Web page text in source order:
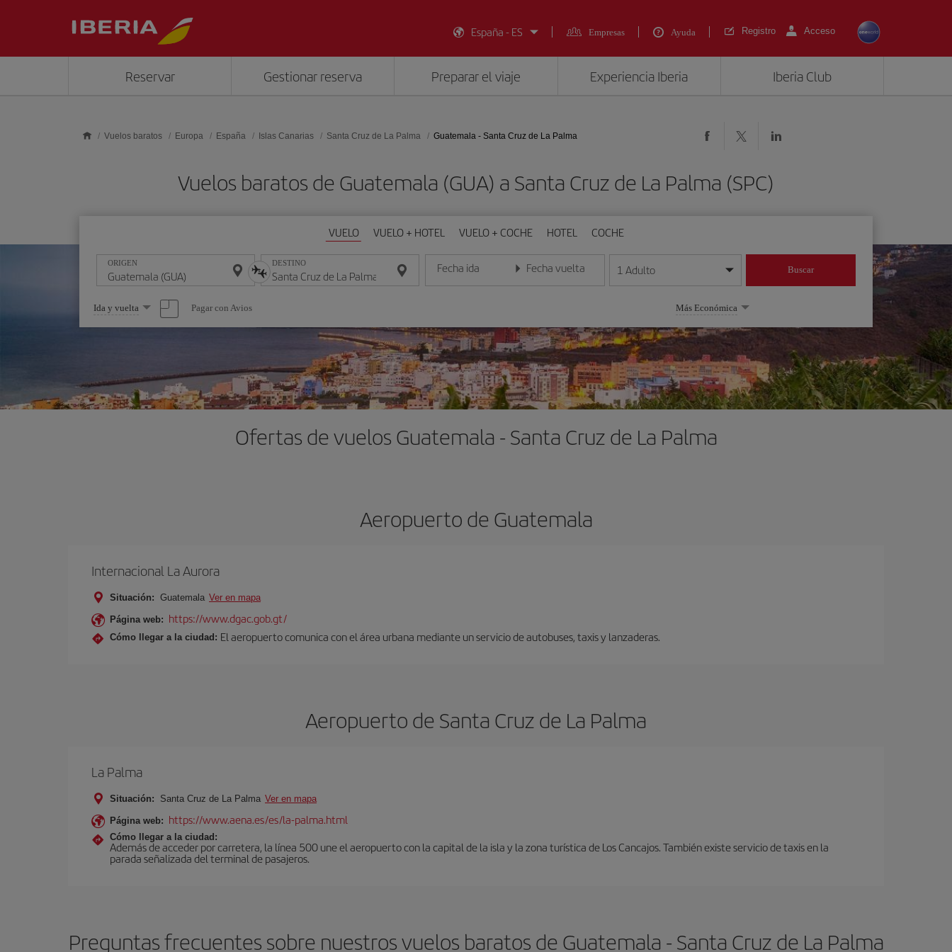
España - ES
Empresas Ayuda Registro Acceso
Reservar Gestionar reserva Preparar el viaje Experiencia Iberia Iberia Club
Vuelos baratos Europa España Islas Canarias Santa Cruz de La Palma Guatemala - Santa Cruz de La Palma
Vuelos baratos de Guatemala (GUA) a Santa Cruz de La Palma (SPC)
VUELO VUELO + HOTEL VUELO + COCHE HOTEL COCHE
ORIGEN DESTINO Fecha ida
Introduce la fecha en formato día/mes/año
Fecha vuelta
Introduce la fecha en formato día/mes/año
1 Adulto Buscar
Seleccione
una
opción
Ida y vuelta Pagar con Avios Más Económica
Ofertas de vuelos Guatemala - Santa Cruz de La Palma
Aeropuerto de Guatemala
Internacional La Aurora
Situación: Guatemala Ver en mapa
Página web: https://www.dgac.gob.gt/
Cómo llegar a la ciudad: El aeropuerto comunica con el área urbana mediante un servicio de autobuses, taxis y lanzaderas.
Aeropuerto de Santa Cruz de La Palma
La Palma
Situación: Santa Cruz de La Palma Ver en mapa
Página web: https://www.aena.es/es/la-palma.html
Cómo llegar a la ciudad:
Además de acceder por carretera, la línea 500 une el aeropuerto con la capital de la isla y la zona turística de Los Cancajos. También existe servicio de taxis en la
parada señalizada del terminal de pasajeros.
Preguntas frecuentes sobre nuestros vuelos baratos de Guatemala - Santa Cruz de La Palma